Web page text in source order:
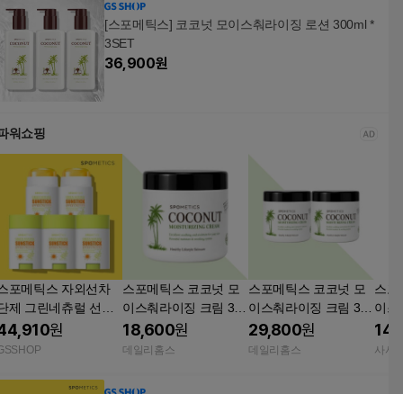
[스포메틱스] 코코넛 모이스춰라이징 로션 300ml *
3SET
36,900원
워쇼핑
포메틱스 자외선차
제 그린네츄럴 선스
5개 23g*5
원
스포메틱스 코코넛 모
이스춰라이징 크림 300
ml 1개
18,600원
데일리홈스
스포메틱스 코코넛 모
이스춰라이징 크림 300
ml 2개
29,800원
데일리홈스
스포
이스
코넛
사사